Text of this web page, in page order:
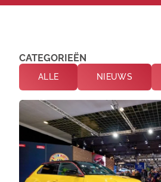
CATEGORIEËN
ALLE NIEUWS